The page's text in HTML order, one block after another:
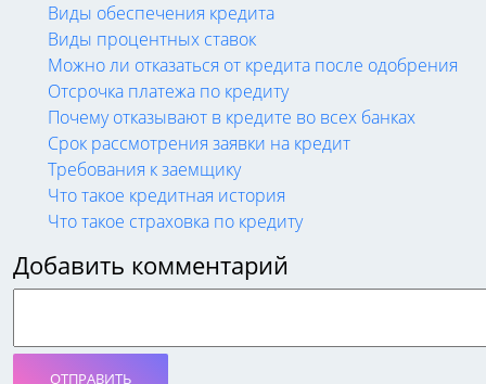
Виды обеспечения кредита
Виды процентных ставок
Можно ли отказаться от кредита после одобрения
Отсрочка платежа по кредиту
Почему отказывают в кредите во всех банках
Срок рассмотрения заявки на кредит
Требования к заемщику
Что такое кредитная история
Что такое страховка по кредиту
Добавить комментарий
ОТПРАВИТЬ